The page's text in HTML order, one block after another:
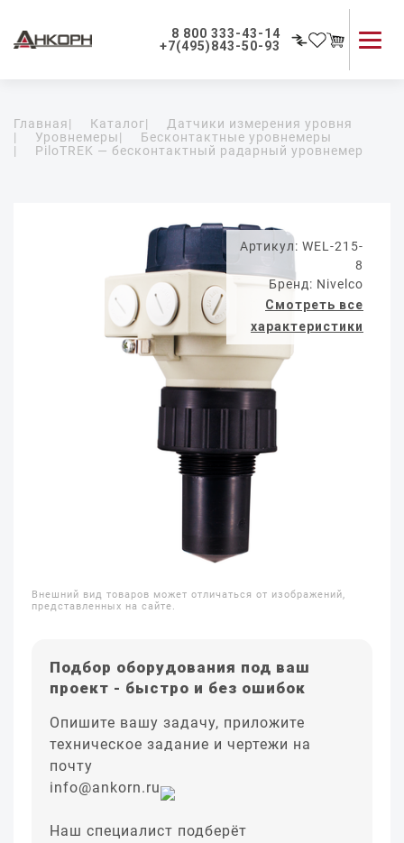
8 800 333-43-14
+7(495)843-50-93
Применение приборов
Как мы работаем
Главная| Каталог|
Датчики измерения уровня
|
Уровнемеры|
Бесконтактные уровнемеры
|
PiloTREK — бесконтактный радарный уровнемер
Артикул: WEL-215-
8
Бренд: Nivelco
Смотреть все
характеристики
Внешний вид товаров может отличаться от изображений,
представленных на сайте.
Подбор оборудования под ваш
проект - быстро и без ошибок
Опишите вашу задачу, приложите
техническое задание и чертежи на
почту
info@ankorn.ru
Наш специалист подберёт